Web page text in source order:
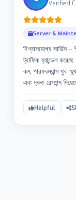
Verified
Server &
বিশ্বাসযোগ্য
ট্রাফিক হ্যান্ডেল
কম, পারফরম্যান্স খুব
এবং দ্রুত রেসপন্স
Helpful